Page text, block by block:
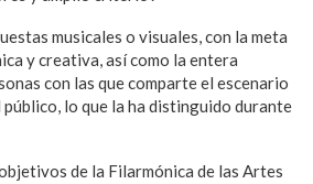
musicales o visuales, con la meta
y creativa, así como la entera
con las que comparte el escenario
lo que la ha distinguido durante
de la Filarmónica de las Artes